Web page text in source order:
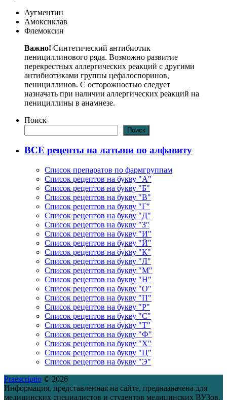
Аугментин
Амоксиклав
Флемоксин
Важно! Синтетический антибиотик
пенициллинового ряда. Возможно развитие
перекрестных аллергических реакций с другими
антибиотиками группы цефалоспоринов,
пенициллинов. С осторожностью следует
назначать при наличии аллергических реакций на
пенициллины в анамнезе.
Поиск
Поиск
ВСЕ рецепты на латыни по алфавиту
Список препаратов по фармгруппам
Список рецептов на букву "А"
Список рецептов на букву "Б"
Список рецептов на букву "В"
Список рецептов на букву "Г"
Список рецептов на букву "Д"
Список рецептов на букву "З"
Список рецептов на букву "И"
Список рецептов на букву "Й"
Список рецептов на букву "К"
Список рецептов на букву "Л"
Список рецептов на букву "М"
Список рецептов на букву "Н"
Список рецептов на букву "О"
Список рецептов на букву "П"
Список рецептов на букву "Р"
Список рецептов на букву "С"
Список рецептов на букву "Т"
Список рецептов на букву "Ф"
Список рецептов на букву "Х"
Список рецептов на букву "Ц"
Список рецептов на букву "Э"
Praescriptio © 2026
Информация, представленная на сайте, предназначена для
медицинских специалистов и студентов медицинских ВУЗов.